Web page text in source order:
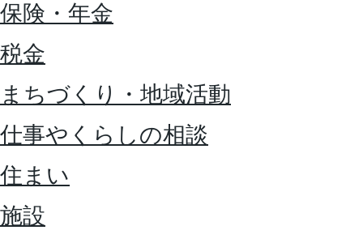
保険・年金
税金
まちづくり・地域活動
仕事やくらしの相談
住まい
施設